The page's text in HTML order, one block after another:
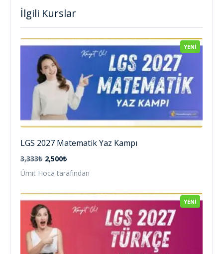
İlgili Kurslar
YENI
LGS 2027 Matematik Yaz Kampı
3,333₺ 2,500₺
Ümit Hoca tarafından
YENI